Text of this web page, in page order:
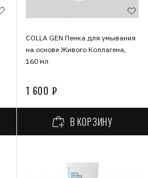
COLLA GEN Пенка для умывания
на основе Живого Коллагена,
160 мл
1 600 ₽
В КОРЗИНУ